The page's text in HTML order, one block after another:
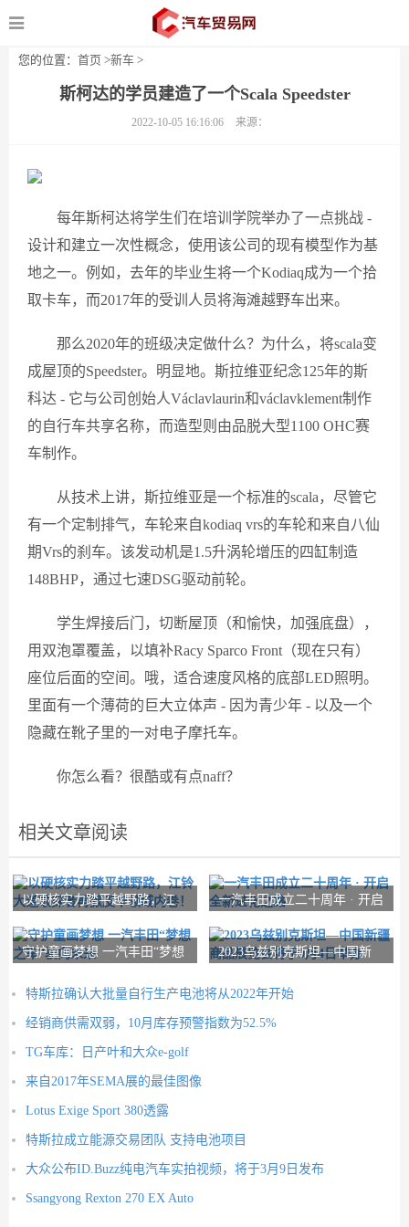
您的位置： 首页 >新车 >
斯柯达的学员建造了一个Scala Speedster
2022-10-05 16:16:06 来源：
每年斯柯达将学生们在培训学院举办了一点挑战 -
设计和建立一次性概念，使用该公司的现有模型作为基
地之一。例如，去年的毕业生将一个Kodiaq成为一个拾
取卡车，而2017年的受训人员将海滩越野车出来。
那么2020年的班级决定做什么？为什么，将scala变
成屋顶的Speedster。明显地。斯拉维亚纪念125年的斯
科达 - 它与公司创始人Václavlaurin和václavklement制作
的自行车共享名称，而造型则由品脱大型1100 OHC赛
车制作。
从技术上讲，斯拉维亚是一个标准的scala，尽管它
有一个定制排气，车轮来自kodiaq vrs的车轮和来自八仙
期Vrs的刹车。该发动机是1.5升涡轮增压的四缸制造
148BHP，通过七速DSG驱动前轮。
学生焊接后门，切断屋顶（和愉快，加强底盘），
用双泡罩覆盖，以填补Racy Sparco Front（现在只有）
座位后面的空间。哦，适合速度风格的底部LED照明。
里面有一个薄荷的巨大立体声 - 因为青少年 - 以及一个
隐藏在靴子里的一对电子摩托车。
你怎么看？很酷或有点naff？
相关文章阅读
以硬核实力踏平越野路，江
一汽丰田成立二十周年 · 开启
守护童画梦想 一汽丰田“梦想
2023乌兹别克斯坦—中国新
特斯拉确认大批量自行生产电池将从2022年开始
经销商供需双弱，10月库存预警指数为52.5%
TG车库：日产叶和大众e-golf
来自2017年SEMA展的最佳图像
Lotus Exige Sport 380透露
特斯拉成立能源交易团队 支持电池项目
大众公布ID.Buzz纯电汽车实拍视频，将于3月9日发布
Ssangyong Rexton 270 EX Auto